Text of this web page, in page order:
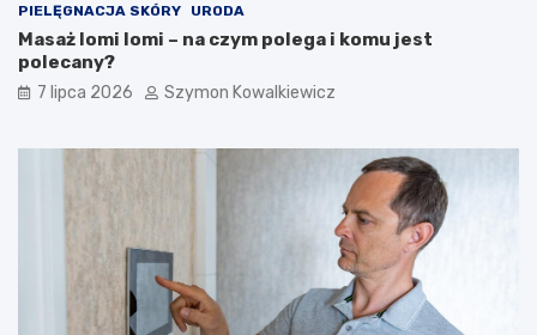
PIELĘGNACJA SKÓRY URODA
Masaż lomi lomi – na czym polega i komu jest
polecany?
7 lipca 2026 Szymon Kowalkiewicz